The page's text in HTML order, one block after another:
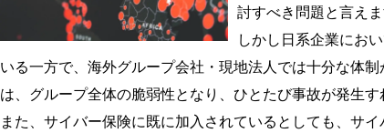
討すべき問題と言えま
しかし日系企業にお
いる一方で、海外グループ会社・現地法人では十分な体
は、グループ全体の脆弱性となり、ひとたび事故が発生
また、サイバー保険に既に加入されているとしても、サ